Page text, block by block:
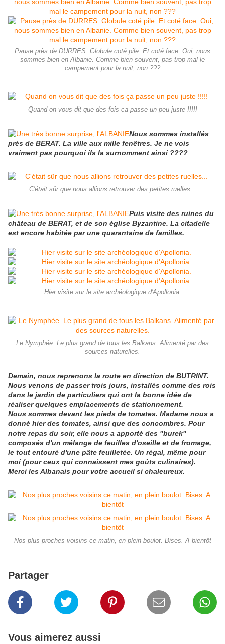
Pause près de DURRES. Globule coté pile. Et coté face. Oui, nous
sommes bien en Albanie. Comme bien souvent, pas trop mal le
campement pour la nuit, non ???
Quand on vous dit que des fois ça passe un peu juste !!!!!
Nous sommes installés
près de BERAT. La ville aux mille fenêtres. Je ne vois
vraiment pas pourquoi ils la surnomment ainsi ????
C'était sûr que nous allions retrouver des petites ruelles...
Puis visite des ruines du
château de BERAT, et de son église Byzantine. La citadelle
est encore habitée par une quarantaine de familles.
Hier visite sur le site archéologique d'Apollonia.
Le Nymphée. Le plus grand de tous les Balkans. Alimenté par des
sources naturelles.
Demain, nous reprenons la route en direction de BUTRINT.
Nous venons de passer trois jours, installés comme des rois
dans le jardin de particuliers qui ont la bonne idée de
réaliser quelques emplacements de stationnement.
Nous sommes devant les pieds de tomates. Madame nous a
donné hier des tomates, ainsi que des concombres. Pour
notre repas du soir, elle nous a apporté des "burek"
composés d'un mélange de feuilles d'oseille et de fromage,
le tout entouré d'une pâte feuilletée. Un régal, même pour
moi (pour ceux qui connaissent mes goûts culinaires).
Merci les Albanais pour votre accueil si chaleureux.
Nos plus proches voisins ce matin, en plein boulot. Bises. A bientôt
Partager
Vous aimerez aussi